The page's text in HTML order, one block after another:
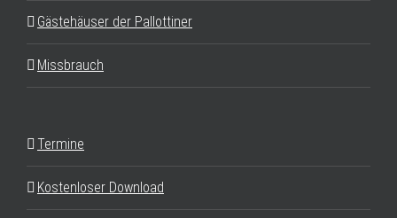
Gästehäuser der Pallottiner
Missbrauch
Termine
Kostenloser Download